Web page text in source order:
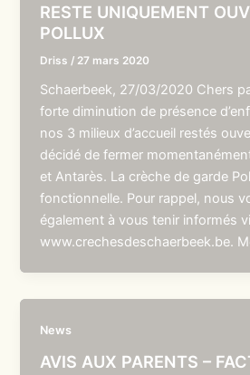
RESTE UNIQUEMENT
POLLUX
Driss / 27 mars 2020
Schaerbeek, 27/03/2020 Chers
forte diminution de présence
nos 3 milieux d’accueil restés
décidé de fermer
et Antarès. La crèche de garde
fonctionnelle. Pour rappel, nous
également à vous tenir informés
www.crechesdeschaerbeek.be.
News
AVIS AUX PARENTS –